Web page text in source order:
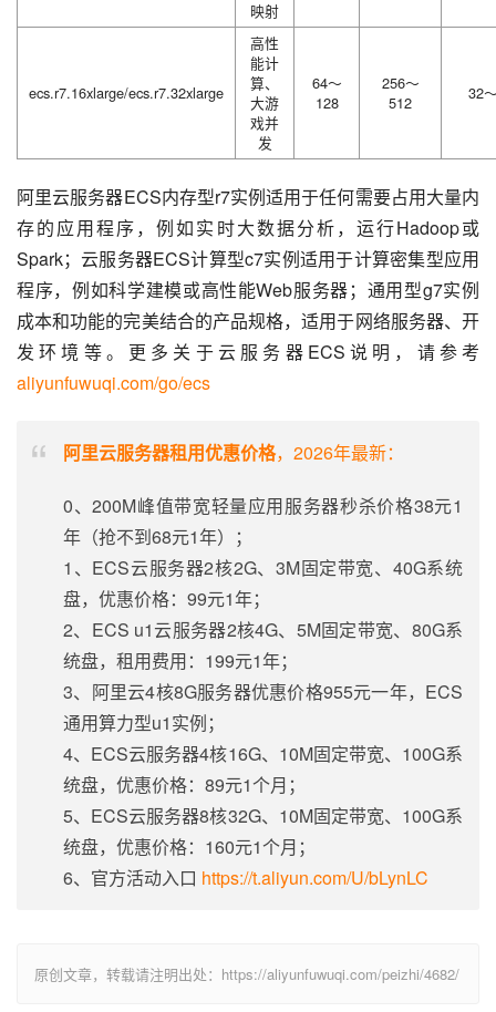
映射
ecs.r7.16xlarge/ecs.r7.32xlarge
高性
能计
算、
大游
戏并
发
64～
128
256～
512
32
阿里云服务器ECS内存型r7实例适用于任何需要占用大量内
存的应用程序，例如实时大数据分析，运行Hadoop或
Spark；云服务器ECS计算型c7实例适用于计算密集型应用
程序，例如科学建模或高性能Web服务器；通用型g7实例
成本和功能的完美结合的产品规格，适用于网络服务器、开
aliyunfuwuqi.com/go/ecs
阿里云服务器租用优惠价格，2026年最新：
0、200M峰值带宽轻量应用服务器秒杀价格38元1
年（抢不到68元1年）；
1、ECS云服务器2核2G、3M固定带宽、40G系统
盘，优惠价格：99元1年；
2、ECS u1云服务器2核4G、5M固定带宽、80G系
统盘，租用费用：199元1年；
3、阿里云4核8G服务器优惠价格955元一年，ECS
通用算力型u1实例；
4、ECS云服务器4核16G、10M固定带宽、100G系
统盘，优惠价格：89元1个月；
5、ECS云服务器8核32G、10M固定带宽、100G系
统盘，优惠价格：160元1个月；
6、官方活动入口 https://t.aliyun.com/U/bLynLC
原创文章，转载请注明出处：https://aliyunfuwuqi.com/peizhi/4682/